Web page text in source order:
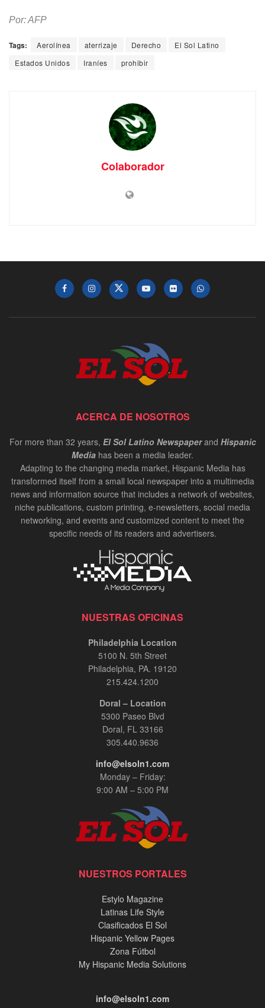
Por: AFP
Tags: Aerolínea aterrizaje Derecho
El Sol Latino
Estados Unidos
Iraníes prohibir
Colaborador
ACERCA DE NOSOTROS
For more than 32 years, El Sol Latino Newspaperand Hispanic
Media has been a media leader.
Adapting to the changing media market, Hispanic Media has
transformed itself from a small local newspaper into a multimedia
news and information source that includes a network of websites,
niche publications, custom printing, e-newsletters, social media
networking, and events and customized content to meet the
specific needs of its readers and advertisers.
NUESTRAS OFICINAS
Philadelphia Location
5100 N. 5th Street
Philadelphia, PA. 19120
215.424.1200
Doral – Location
5300 Paseo Blvd
Doral, FL 33166
305.440.9636
info@elsoln1.com
Monday – Friday:
9:00 AM – 5:00 PM
NUESTROS PORTALES
Estylo Magazine
Latinas Life Style
Clasificados El Sol
Hispanic Yellow Pages
Zona Fútbol
My Hispanic Media Solutions
info@elsoln1.com